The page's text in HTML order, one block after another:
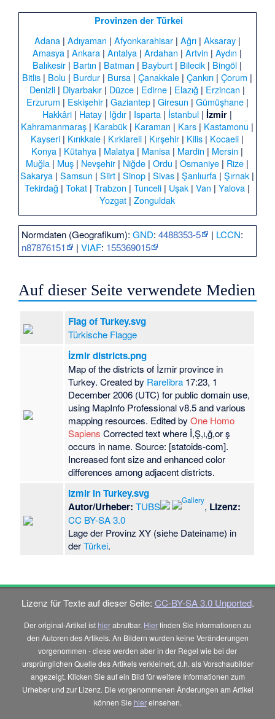
Provinzen der Türkei
Adana| Adıyaman | Afyonkarahisar| Ağrı| Aksaray|
Amasya |Ankara |Antalya |Ardahan |Artvin |Aydın |
Balıkesir | Bartın | Batman | Bayburt | Bilecik | Bingöl |
Bitlis | Bolu | Burdur | Bursa |Çanakkale |Çankırı |Çorum |
Denizli | Diyarbakır | Düzce | Edirne | Elazığ | Erzincan |
Erzurum | Eskişehir| Gaziantep| Giresun | Gümüşhane|
Hakkâri | Hatay | Iğdır | Isparta | İstanbul | İzmir |
Kahramanmaraş | Karabük | Karaman | Kars | Kastamonu |
Kayseri | Kırıkkale | Kırklareli | Kırşehir | Kilis | Kocaeli |
Konya | Kütahya | Malatya | Manisa | Mardin | Mersin |
Muğla | Muş | Nevşehir | Niğde |Ordu |Osmaniye | Rize |
Sakarya |Samsun |Siirt |Sinop |Sivas |Şanlıurfa |Şırnak |
Tekirdağ |Tokat |Trabzon |Tunceli | Uşak |Van |Yalova |
Yozgat |Zonguldak
Normdaten (Geografikum):GND:4488353-5 | LCCN:
n87876151
|VIAF: 155369015
Auf dieser Seite verwendete Medien
Flag of Turkey.svg
Türkische Flagge
İzmir districts.png
Map of the districts of İzmir province in
Turkey. Created by Rarelibra 17:23, 1
December 2006 (UTC) for public domain use,
using MapInfo Professional v8.5 and various
mapping resources. Edited byOne Homo
Sapiens Corrected text where İ,Ş,ı,ğ,or ş
occurs in name. Source: [statoids-com].
Increased font size and enhanced color
differences among adjacent districts.
Izmir in Turkey.svg
Autor/Urheber: TUBS , Lizenz:
CC BY-SA 3.0
Lage der Provinz XY (siehe Dateiname) in
derTürkei.
Lizenz für Texte auf dieser Seite: CC-BY-SA 3.0 Unported.
Der original-Artikel ist hierabrufbar. Hierfinden Sie Informationen zu
den Autoren des Artikels. An Bildern wurden keine Veränderungen
vorgenommen - diese werden aber in der Regel wie bei der
ursprünglichen Quelle des Artikels verkleinert, d.h. als Vorschaubilder
angezeigt. Klicken Sie auf ein Bild für weitere Informationen zum
Urheber und zur Lizenz. Die vorgenommenen Änderungen am Artikel
können Sie hiereinsehen.